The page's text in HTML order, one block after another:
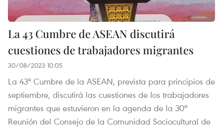
La 43 Cumbre de ASEAN discutirá
cuestiones de trabajadores migrantes
30/08/2023 10:05
La 43ª Cumbre de la ASEAN, prevista para principios de
septiembre, discutirá las cuestiones de los trabajadores
migrantes que estuvieron en la agenda de la 30ª
Reunión del Consejo de la Comunidad Sociocultural de